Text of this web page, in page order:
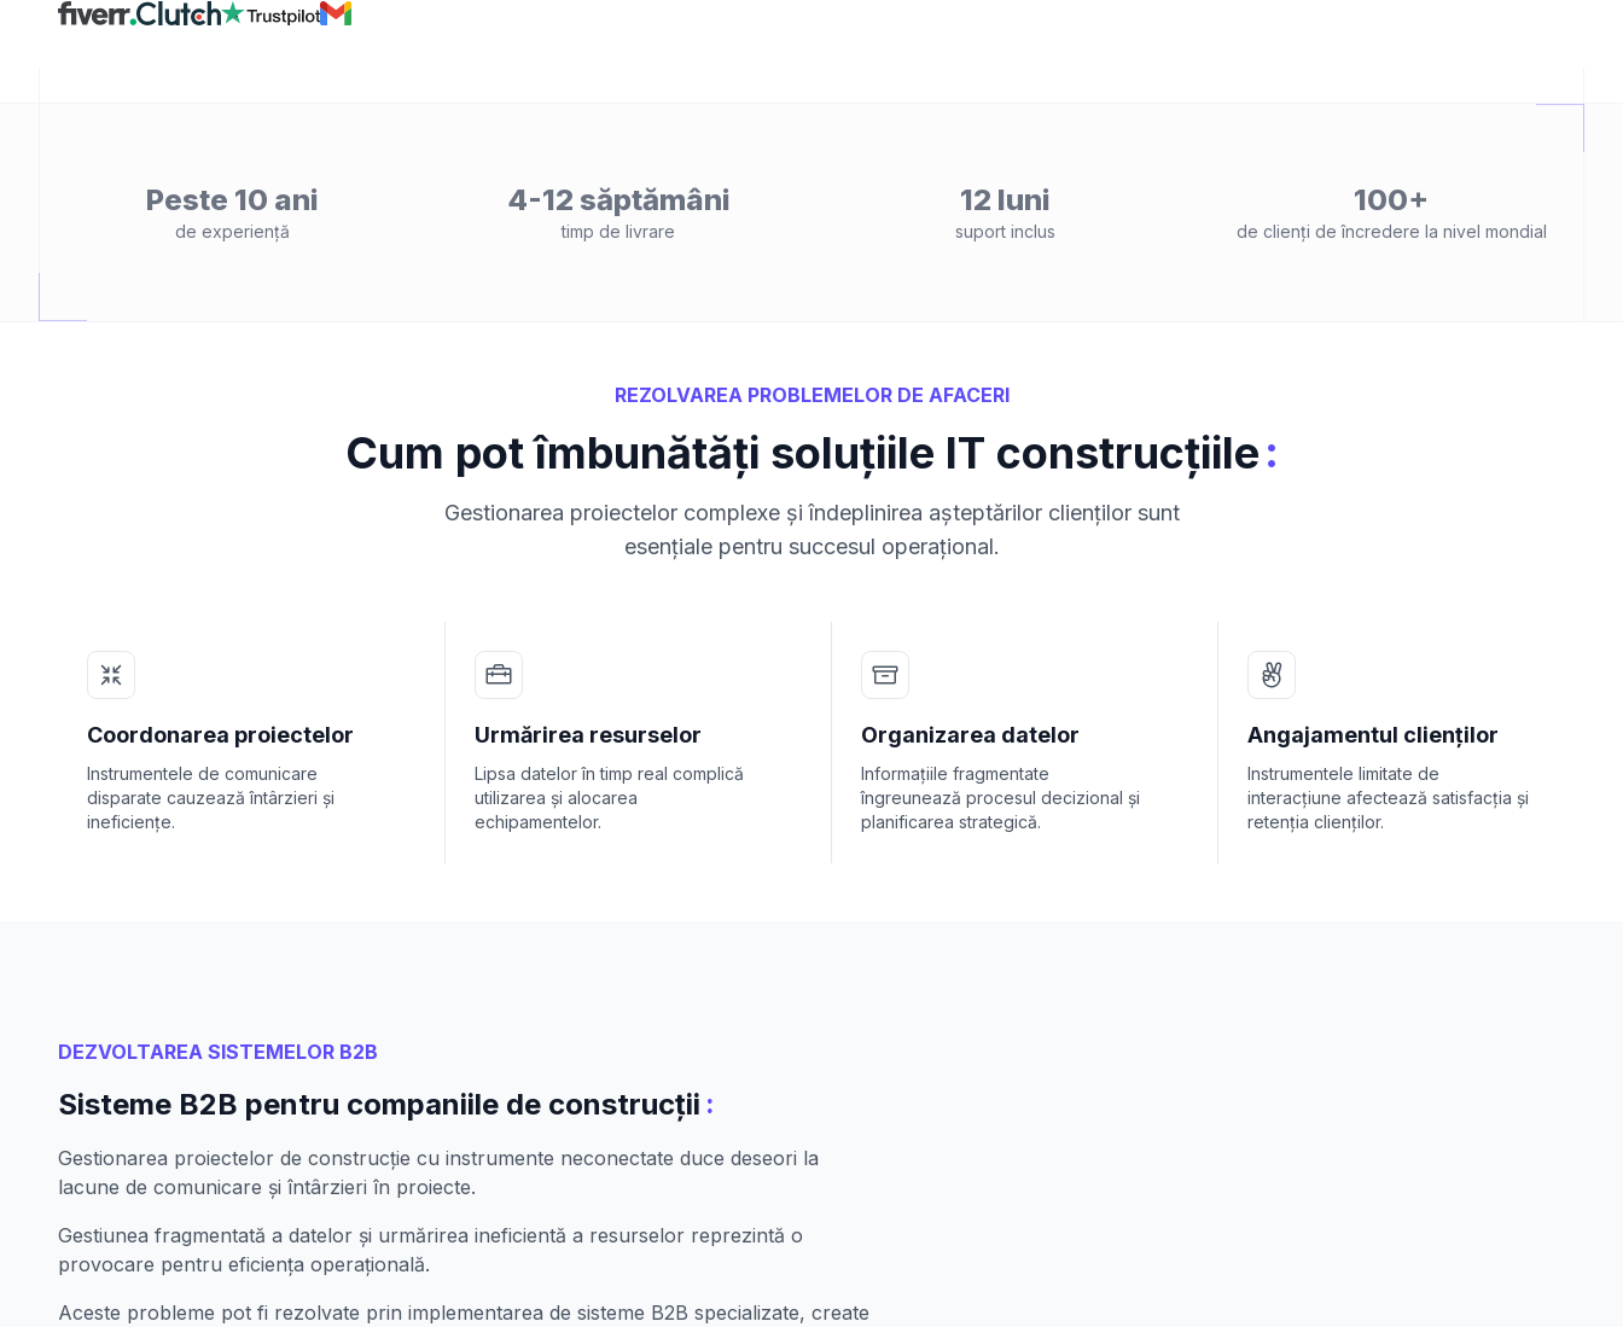
Peste 10 ani
de experiență
4-12 săptămâni
timp de livrare
12 luni
suport inclus
100+
de clienți de încredere la nivel mondial
REZOLVAREA PROBLEMELOR DE AFACERI
Cum pot îmbunătăți soluțiile IT construcțiile:
Gestionarea proiectelor complexe și îndeplinirea așteptărilor clienților sunt
esențiale pentru succesul operațional.
Coordonarea proiectelor
Instrumentele de comunicare
disparate cauzează întârzieri și
ineficiențe.
Urmărirea resurselor
Lipsa datelor în timp real complică
utilizarea și alocarea
echipamentelor.
Organizarea datelor
Informațiile fragmentate
îngreunează procesul decizional și
planificarea strategică.
Angajamentul clienților
Instrumentele limitate de
interacțiune afectează satisfacția și
retenția clienților.
DEZVOLTAREA SISTEMELOR B2B
Sisteme B2B pentru companiile de construcții :
Gestionarea proiectelor de construcție cu instrumente neconectate duce deseori la
lacune de comunicare și întârzieri în proiecte.
Gestiunea fragmentată a datelor și urmărirea ineficientă a resurselor reprezintă o
provocare pentru eficiența operațională.
Aceste probleme pot fi rezolvate prin implementarea de sisteme B2B specializate, create